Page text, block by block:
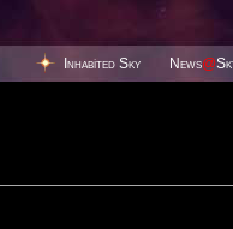
Inhabited Sky News@